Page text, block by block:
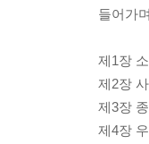
들어가며
제1장
제2장
제3장
제4장